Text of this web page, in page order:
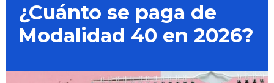
¿Cuánto se paga de
Modalidad 40 en 2026?